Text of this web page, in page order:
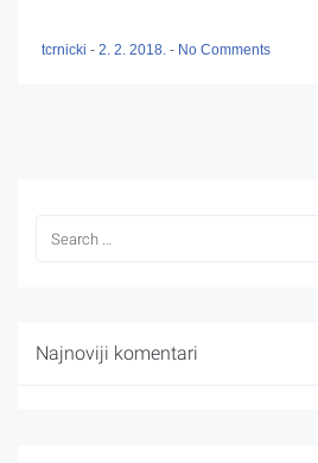
tcrnicki - 2. 2. 2018. - No Comments
Najnoviji komentari